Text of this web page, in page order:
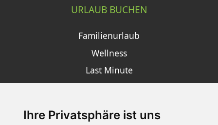
Ihre Privatsphäre ist uns
URLAUB BUCHEN
Familienurlaub
Wellness
Last Minute
SCHNEEHÖHEN SKI APP